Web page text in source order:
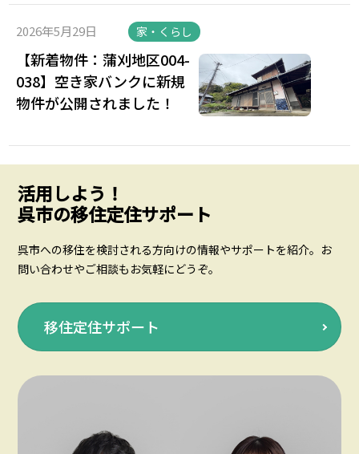
2026年5月29日 家・くらし
【新着物件：蒲刈地区004-
038】空き家バンクに新規
物件が公開されました！
活用しよう！
呉市の移住定住サポート
呉市への移住を検討される方向けの情報やサポートを紹介。お
問い合わせやご相談もお気軽にどうぞ。
移住定住サポート